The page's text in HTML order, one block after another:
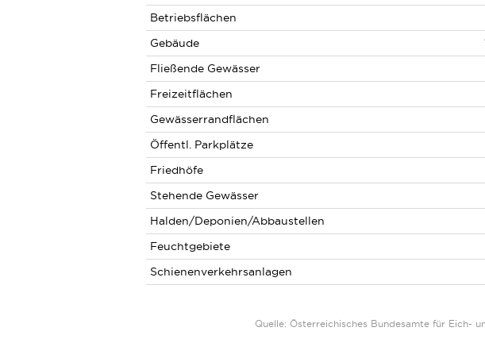
Betriebsflächen
Gebäude
Fließende Gewässer
Freizeitflächen
Gewässerrandflächen
Öffentl. Parkplätze
Friedhöfe
Stehende Gewässer
Halden/Deponien/Abbaustellen
Feuchtgebiete
Schienenverkehrsanlagen
Quelle: Österreichisches Bundesamte für Eich-